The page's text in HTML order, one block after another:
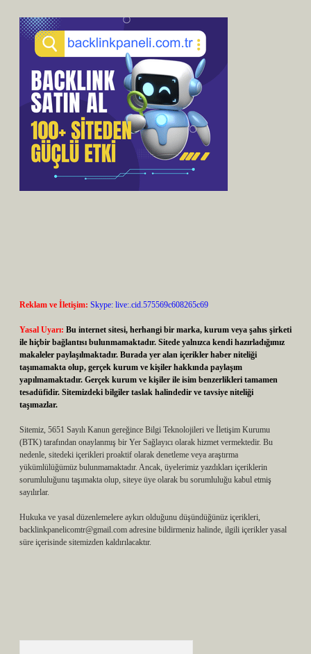
Reklam ve İletişim: Skype: live:.cid.575569c608265c69
Yasal Uyarı: Bu internet sitesi, herhangi bir marka, kurum veya şahıs şirketi
ile hiçbir bağlantısı bulunmamaktadır. Sitede yalnızca kendi hazırladığımız
makaleler paylaşılmaktadır. Burada yer alan içerikler haber niteliği
taşımamakta olup, gerçek kurum ve kişiler hakkında paylaşım
yapılmamaktadır. Gerçek kurum ve kişiler ile isim benzerlikleri tamamen
tesadüfidir. Sitemizdeki bilgiler taslak halindedir ve tavsiye niteliği
taşımazlar.
Sitemiz, 5651 Sayılı Kanun gereğince Bilgi Teknolojileri ve İletişim Kurumu
(BTK) tarafından onaylanmış bir Yer Sağlayıcı olarak hizmet vermektedir. Bu
nedenle, sitedeki içerikleri proaktif olarak denetleme veya araştırma
yükümlülüğümüz bulunmamaktadır. Ancak, üyelerimiz yazdıkları içeriklerin
sorumluluğunu taşımakta olup, siteye üye olarak bu sorumluluğu kabul etmiş
sayılırlar.
Hukuka ve yasal düzenlemelere aykırı olduğunu düşündüğünüz içerikleri,
backlinkpanelicomtr@gmail.com adresine bildirmeniz halinde, ilgili içerikler yasal
süre içerisinde sitemizden kaldırılacaktır.